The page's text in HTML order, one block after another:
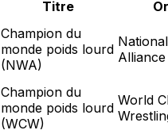
Titre
Champion du
monde poids lourd
(NWA)
Alliance
Champion du
monde poids lourd
(WCW)
World